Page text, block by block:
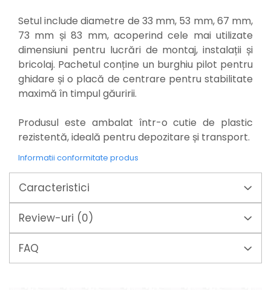
Mixere mortar
Motoare electrice
Pistoale de bătut cuie
Polizoare
Seturi aparate electrice
Testere electrice
Vibratoare pentru beton
Scule manuale
Aparate de Tăiat Gresie
Briceag multifuncțional
Ciocan
Dălți pentru Lemn
Scule pentru Gresie și Sticlă
Scule pentru grădină
Setul include diametre de 33 mm, 53 mm, 67 mm,
73 mm și 83 mm, acoperind cele mai utilizate
dimensiuni pentru lucrări de montaj, instalații și
bricolaj. Pachetul conține un burghiu pilot pentru
ghidare și o placă de centrare pentru stabilitate
maximă în timpul găuririi.
Produsul este ambalat într-o cutie de plastic
rezistentă, ideală pentru depozitare și transport.
Informatii conformitate produs
Caracteristici
Review-uri (0)
FAQ